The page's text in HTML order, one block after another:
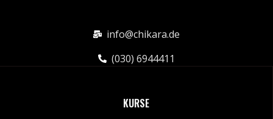
info@chikara.de
(030) 6944411
KURSE